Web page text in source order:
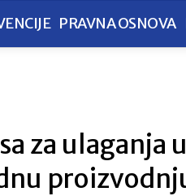
PRAVNA OSNOVA
za ulaganja